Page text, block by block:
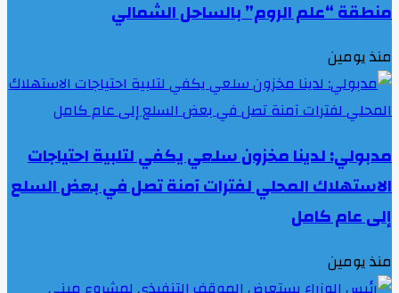
منطقة “علم الروم” بالساحل الشمالي
منذ يومين
مدبولي: لدينا مخزون سلعي يكفي لتلبية احتياجات
الاستهلاك المحلي لفترات آمنة تصل في بعض السلع
إلى عام كامل
منذ يومين